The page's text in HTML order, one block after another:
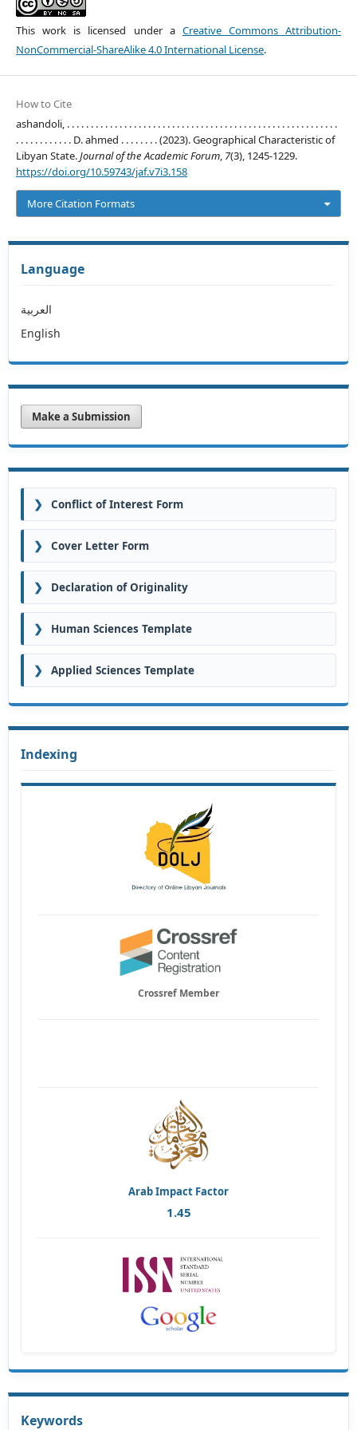
This work is licensed under a Creative Commons Attribution-
NonCommercial-ShareAlike 4.0 International License.
How to Cite
ashandoli, . . . . . . . . . . . . . . . . . . . . . . . . . . . . . . . . . . . . . . . . . . . . . . . . . . . . . . . . .
. . . . . . . . . . . . D. ahmed . . . . . . . . (2023). Geographical Characteristic of
Libyan State. Journal of the Academic Forum, 7(3), 1245-1229.
https://doi.org/10.59743/jaf.v7i3.158
More Citation Formats
Language
العربية
English
Make a Submission
❯ Conflict of Interest Form
❯ Cover Letter Form
❯ Declaration of Originality
❯ Human Sciences Template
❯ Applied Sciences Template
Indexing
Crossref Member
Arab Impact Factor
1.45
Keywords